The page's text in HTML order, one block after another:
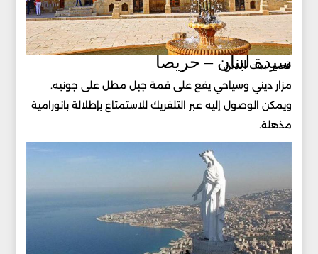
قصر بيت الدين
سيدة لبنان – حريصا
مزار ديني وسياحي يقع على قمة جبل مطل على جونيه.
ويمكن الوصول إليه عبر التلفريك للاستمتاع بإطلالة بانورامية
مذهلة.